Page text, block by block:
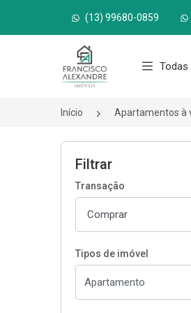
(13) 99680-0859
Página inicial
Todas
Início Apartamentos à
Filtrar
Transação
Tipos de imóvel